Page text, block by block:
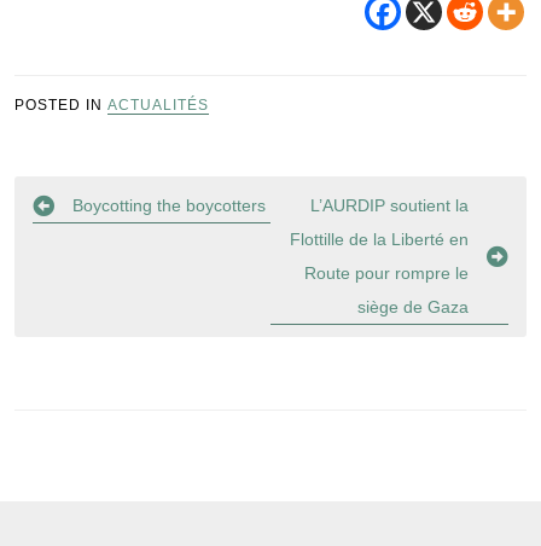
POSTED IN ACTUALITÉS
Navigation
Boycotting the boycotters
L’AURDIP soutient la
Flottille de la Liberté en
Route pour rompre le
siège de Gaza